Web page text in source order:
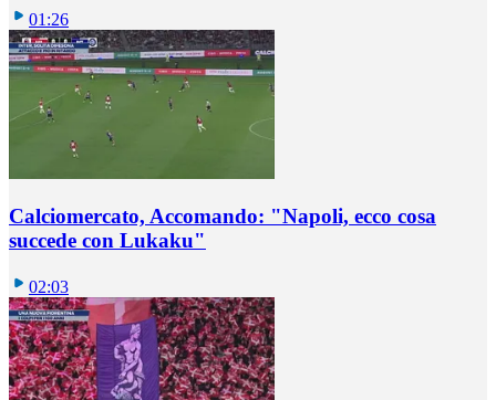
01:26
Calciomercato, Accomando: "Napoli, ecco cosa
succede con Lukaku"
02:03